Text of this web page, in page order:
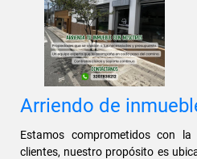
Arriendo de
Estamos comprometidos con
clientes, nuestro propósito es